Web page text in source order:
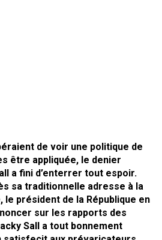
de voir une politique de
être appliquée, le denier
a fini d’enterrer tout espoir.
sa traditionnelle adresse à la
le président de la République en
sur les rapports des
Sall a tout bonnement